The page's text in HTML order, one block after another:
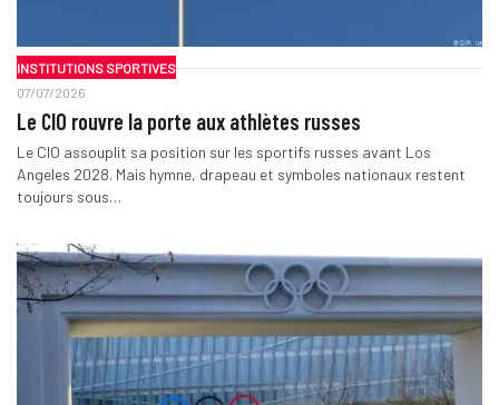
INSTITUTIONS SPORTIVES
07/07/2026
Le CIO rouvre la porte aux athlètes russes
Le CIO assouplit sa position sur les sportifs russes avant Los
Angeles 2028. Mais hymne, drapeau et symboles nationaux restent
toujours sous…